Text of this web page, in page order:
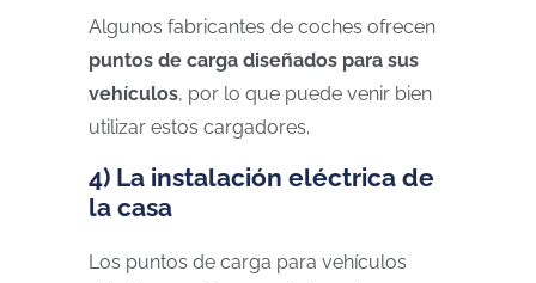
Algunos fabricantes de coches ofrecen
puntos de carga diseñados para sus
vehículos, por lo que puede venir bien
utilizar estos cargadores.
4) La instalación eléctrica de
la casa
Los puntos de carga para vehículos